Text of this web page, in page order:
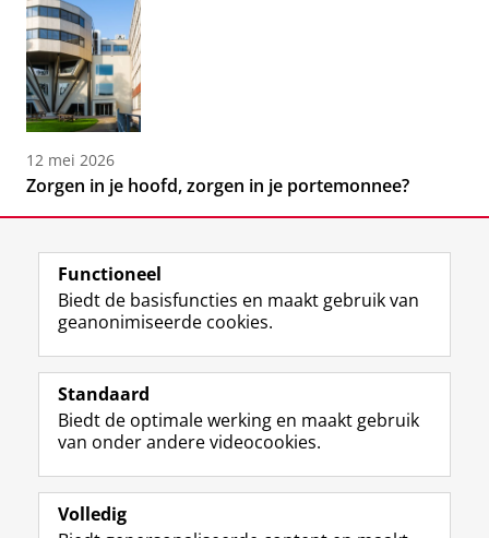
12 mei 2026
Zorgen in je hoofd, zorgen in je portemonnee?
Volg de RUG
F
a
e
b
o
L
i
k
e
I
R
S
-
f
e
I
n
t
r
Y
o
T
e
Studiekiezers
Alumni
Functioneel
Biedt de basisfuncties en maakt gebruik van
geanonimiseerde cookies.
Standaard
Biedt de optimale werking en maakt gebruik
van onder andere videocookies.
Volledig